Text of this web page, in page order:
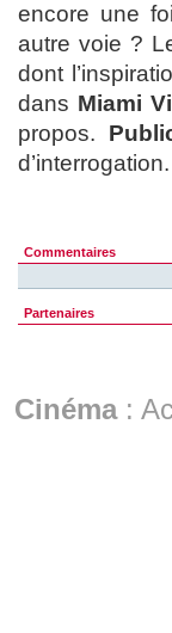
encore une
autre voie ?
dont
dans Miami
propos.
d’interrogation.
Commentaires
Partenaires
Cinéma: